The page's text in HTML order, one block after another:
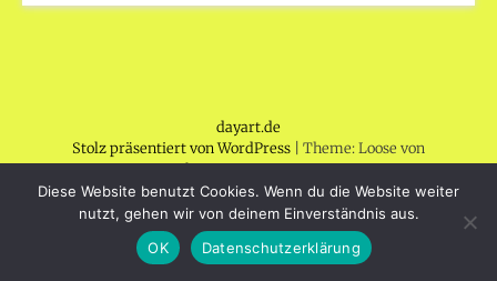
dayart.de
Stolz präsentiert von WordPress | Theme: Loose von
BlogOnYourOwn.com.
Diese Website benutzt Cookies. Wenn du die Website weiter
nutzt, gehen wir von deinem Einverständnis aus.
OK
Datenschutzerklärung